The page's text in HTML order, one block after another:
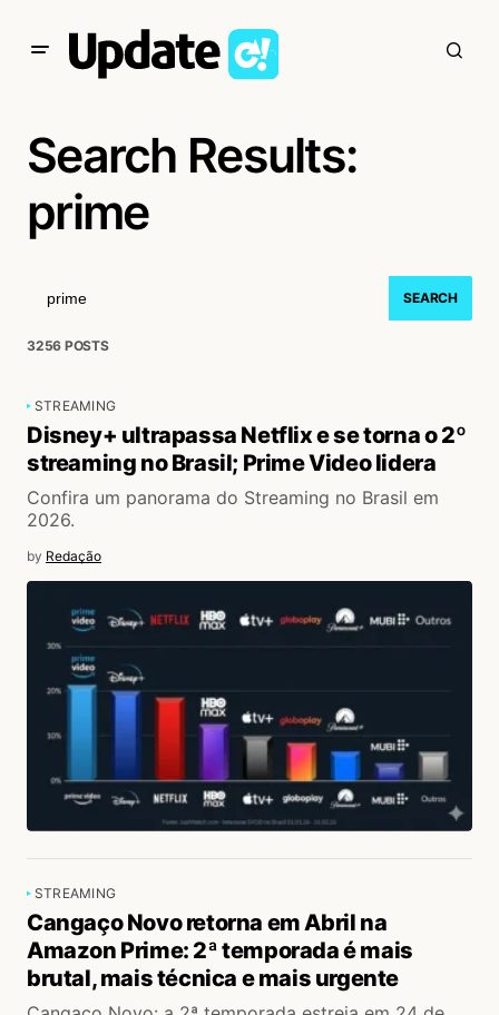
Search Results:
prime
SEARCH
3256 POSTS
STREAMING
Disney+ ultrapassa Netflix e se torna o 2º
streaming no Brasil; Prime Video lidera
Confira um panorama do Streaming no Brasil em
2026.
by Redação
STREAMING
Cangaço Novo retorna em Abril na
Amazon Prime: 2ª temporada é mais
brutal, mais técnica e mais urgente